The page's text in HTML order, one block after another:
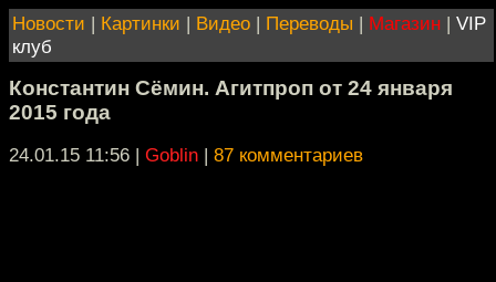
Новости | Картинки | Видео | Переводы | Магазин | VIP
клуб
Константин Сёмин. Агитпроп от 24 января
2015 года
24.01.15 11:56 | Goblin | 87 комментариев